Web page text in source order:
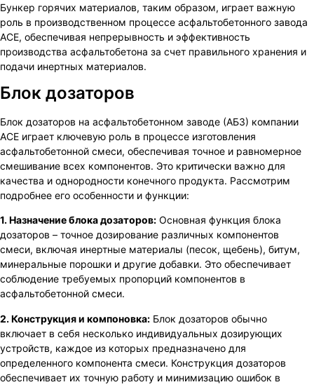
Бункер горячих материалов, таким образом, играет важную
роль в производственном процессе асфальтобетонного завода
ACE, обеспечивая непрерывность и эффективность
производства асфальтобетона за счет правильного хранения и
подачи инертных материалов.
Блок дозаторов
Блок дозаторов на асфальтобетонном заводе (АБЗ) компании
ACE играет ключевую роль в процессе изготовления
асфальтобетонной смеси, обеспечивая точное и равномерное
смешивание всех компонентов. Это критически важно для
качества и однородности конечного продукта. Рассмотрим
подробнее его особенности и функции:
1. Назначение блока дозаторов: Основная функция блока
дозаторов – точное дозирование различных компонентов
смеси, включая инертные материалы (песок, щебень), битум,
минеральные порошки и другие добавки. Это обеспечивает
соблюдение требуемых пропорций компонентов в
асфальтобетонной смеси.
2. Конструкция и компоновка: Блок дозаторов обычно
включает в себя несколько индивидуальных дозирующих
устройств, каждое из которых предназначено для
определенного компонента смеси. Конструкция дозаторов
обеспечивает их точную работу и минимизацию ошибок в